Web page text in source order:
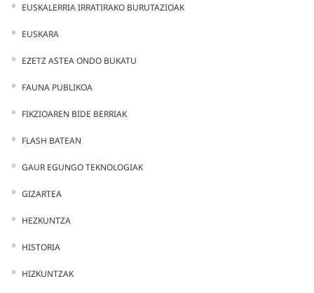
EUSKALERRIA IRRATIRAKO BURUTAZIOAK
EUSKARA
EZETZ ASTEA ONDO BUKATU
FAUNA PUBLIKOA
FIKZIOAREN BIDE BERRIAK
FLASH BATEAN
GAUR EGUNGO TEKNOLOGIAK
GIZARTEA
HEZKUNTZA
HISTORIA
HIZKUNTZAK